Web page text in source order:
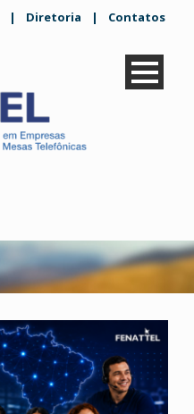
| Diretoria | Contatos